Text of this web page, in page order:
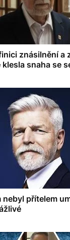
znásilnění a
klesla snaha se
nebyl přítelem